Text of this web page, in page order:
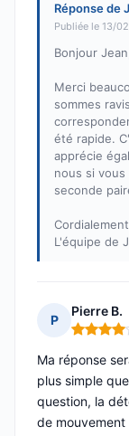
Réponse de
Publiée le 13/
Bonjour
Merci
sommes
été rapide.
apprécie
nous si
seconde
L'équipe de
P
Pierre B.
Note : 4
Ma réponse
plus simple
question, la
de